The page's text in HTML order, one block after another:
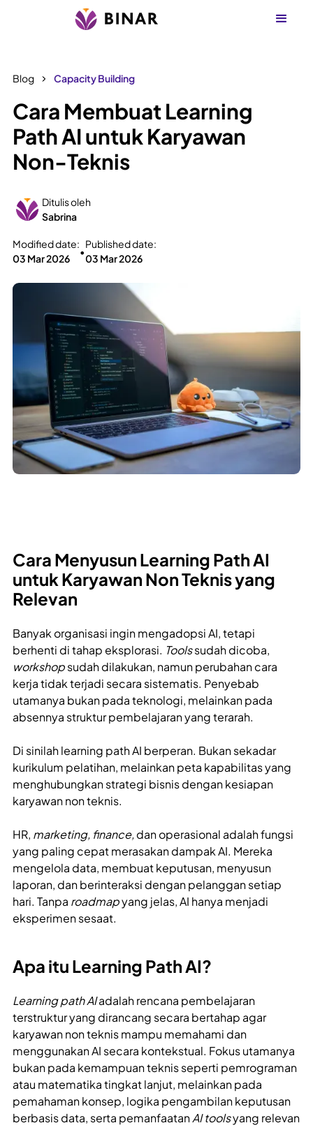
Blog Capacity Building
Cara Membuat Learning
Path AI untuk Karyawan
Non-Teknis
Ditulis oleh
Sabrina
Modified date:
03 Mar 2026
•
Published date:
03 Mar 2026
Cara Menyusun Learning Path AI
untuk Karyawan Non Teknis yang
Relevan
Banyak organisasi ingin mengadopsi AI, tetapi
berhenti di tahap eksplorasi. Toolssudah dicoba,
workshopsudah dilakukan, namun perubahan cara
kerja tidak terjadi secara sistematis. Penyebab
utamanya bukan pada teknologi, melainkan pada
absennya struktur pembelajaran yang terarah.
Di sinilah learning path AI berperan. Bukan sekadar
kurikulum pelatihan, melainkan peta kapabilitas yang
menghubungkan strategi bisnis dengan kesiapan
karyawan non teknis.
HR, marketing, finance,dan operasional adalah fungsi
yang paling cepat merasakan dampak AI. Mereka
mengelola data, membuat keputusan, menyusun
laporan, dan berinteraksi dengan pelanggan setiap
hari. Tanpa roadmapyang jelas, AI hanya menjadi
eksperimen sesaat.
Apa itu Learning Path AI?
Learning path AIadalah rencana pembelajaran
terstruktur yang dirancang secara bertahap agar
karyawan non teknis mampu memahami dan
menggunakan AI secara kontekstual. Fokus utamanya
bukan pada kemampuan teknis seperti pemrograman
atau matematika tingkat lanjut, melainkan pada
pemahaman konsep, logika pengambilan keputusan
berbasis data, serta pemanfaatanAI toolsyang relevan